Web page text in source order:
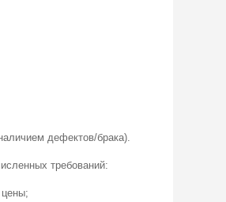
дефектов/брака).
требований: